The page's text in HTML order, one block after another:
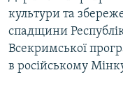
культури та
спадщини
Всекримської
в російському